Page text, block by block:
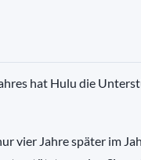
hat Hulu die
vier Jahre später im